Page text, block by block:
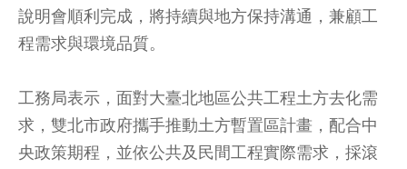
說明會順利完成，將持續與地方保持溝通，兼顧工
程需求與環境品質。
工務局表示，面對大臺北地區公共工程土方去化需
求，雙北市政府攜手推動土方暫置區計畫，配合中
央政策期程，並依公共及民間工程實際需求，採滾